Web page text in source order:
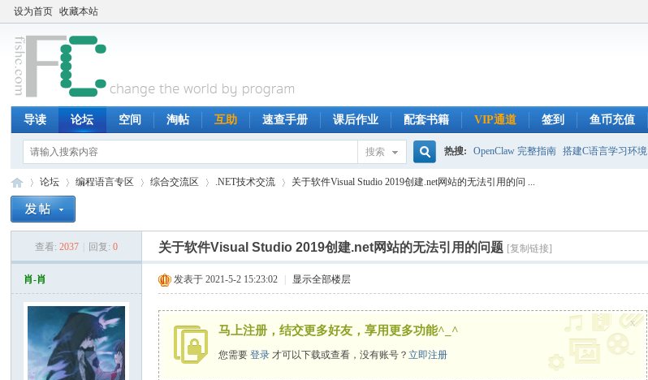
设为首页 收藏本站
导读 论坛 空间 淘帖 互助 速查手册 课后作业 配套书籍 VIP通道 签到 鱼币充值
搜索
搜
索
热搜: OpenClaw 完整指南 搭建C语言学习环境
论坛
›
编程语言专区 综合交流区
›
.NET技术交流
›
关于软件Visual Studio 2019创建.net网站的无法引用的问 ...
查看: 2037 回复: 0 关于软件Visual Studio 2019创建.net网站的无法引用的问题 [复制链接]
肖-肖 发表于 2021-5-2 15:23:02 显示全部楼层
马上注册，结交更多好友，享用更多功能^_^
您需要登录 才可以下载或查看，没有账号？立即注册
x